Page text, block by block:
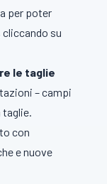
per poter
su
le taglie
– campi
taglie.
con
e nuove